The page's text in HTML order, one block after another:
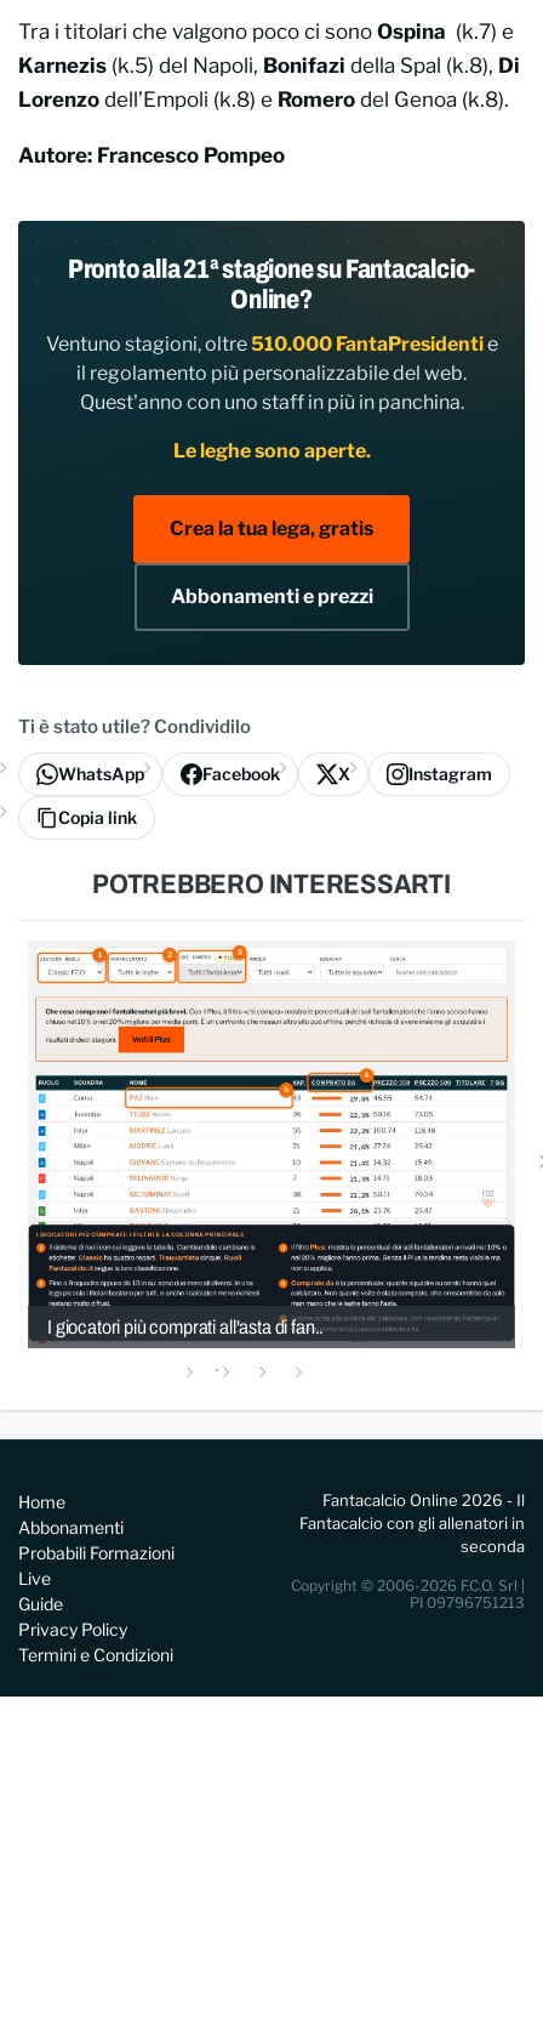
Tra i titolari che valgono poco ci sono Ospina (k.7) e
Karnezis (k.5) del Napoli, Bonifazi della Spal (k.8), Di
Lorenzo dell’Empoli (k.8) e Romero del Genoa (k.8).
Autore: Francesco Pompeo
Pronto alla 21ª stagione su Fantacalcio-
Online?
Ventuno stagioni, oltre510.000 FantaPresidentie
il regolamento più personalizzabile del web.
Quest'anno con uno staff in più in panchina.
Le leghe sono aperte.
Crea la tua lega, gratis
Abbonamenti e prezzi
Ti è stato utile? Condividilo
WhatsApp Facebook X Instagram
Copia link
POTREBBERO INTERESSARTI
I giocatori più comprati all'asta di fan..
Home
Abbonamenti
Probabili Formazioni
Live
Guide
Privacy Policy
Termini e Condizioni
Fantacalcio Online 2026 - Il
Fantacalcio con gli allenatori in
seconda
Copyright © 2006-2026 F.C.O. Srl |
PI 09796751213